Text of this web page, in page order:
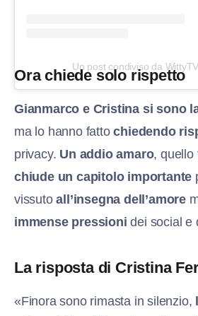
Un post condiviso da
Ora chiede solo rispetto
Gianmarco e Cristina si sono
ma lo hanno fattochiedendo
privacy. Un addio amaro, quello
chiude un capitolo importante
vissutoall’insegna dell’amore
immense pressioni dei social e
La risposta di Cristina
«Finora sono rimasta in silenzio,